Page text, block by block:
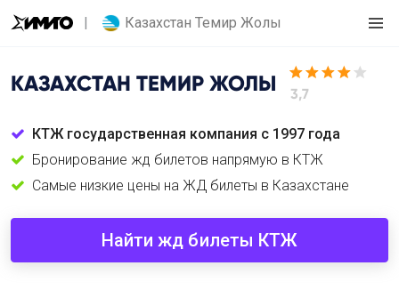
Казахстан Темир Жолы
КАЗАХСТАН ТЕМИР ЖОЛЫ 3,7
КТЖ государственная компания с 1997 года
Бронирование жд билетов напрямую в КТЖ
Самые низкие цены на ЖД билеты в Казахстане
Найти жд билеты КТЖ